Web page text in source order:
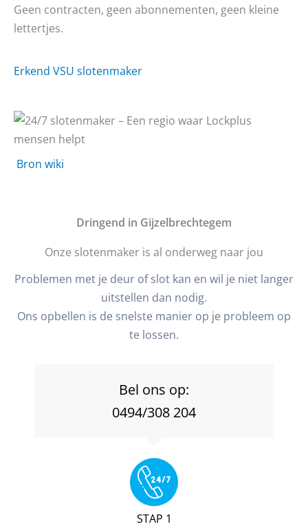
Geen contracten, geen abonnementen, geen kleine
lettertjes.
Erkend VSU slotenmaker
Bron wiki
Dringend in Gijzelbrechtegem
Onze slotenmaker is al onderweg naar jou
Problemen met je deur of slot kan en wil je niet langer
uitstellen dan nodig.
Ons opbellen is de snelste manier op je probleem op
te lossen.
Bel ons op:
0494/308 204
STAP 1